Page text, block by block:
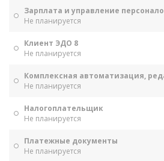
Зарплата и управление
Не планируется
Клиент ЭДО 8
Не планируется
Комплексная автоматизация,
Не планируется
Налогоплательщик
Не планируется
Платежные документы
Не планируется